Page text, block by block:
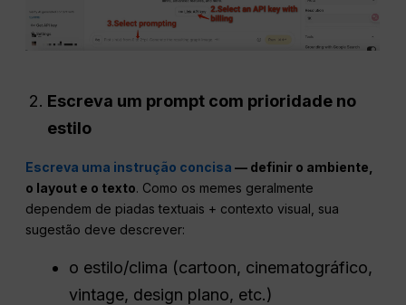
Escreva um prompt com prioridade no
estilo
Escreva uma instrução concisa — definir o ambiente,
o layout e o texto. Como os memes geralmente
dependem de piadas textuais + contexto visual, sua
sugestão deve descrever:
o estilo/clima (cartoon, cinematográfico,
vintage, design plano, etc.)